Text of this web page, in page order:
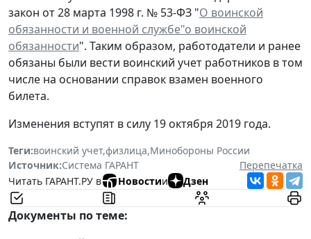
закон от 28 марта 1998 г. № 53-ФЗ "О воинской
обязанности и военной службе"о воинской
обязанности". Таким образом, работодатели и ранее
обязаны были вести воинский учет работников в том
числе на основании справок взамен военного
билета.
Изменения вступят в силу 19 октября 2019 года.
Теги:воинский учет,физлица,Минобороны России
Источник:Система ГАРАНТ
Перепечатка
Читать ГАРАНТ.РУ в
Новостии Дзен
Документы по теме: